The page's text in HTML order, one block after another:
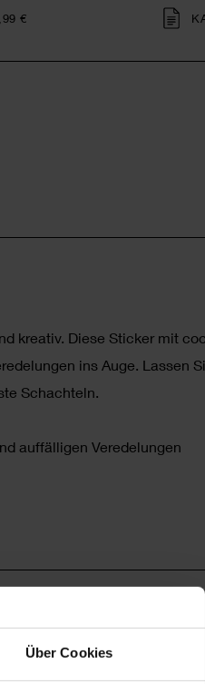
Über Cookies
€
kreativ. Diese Sticker mit
ins Auge. Lassen
Schachteln.
auffälligen Veredelungen